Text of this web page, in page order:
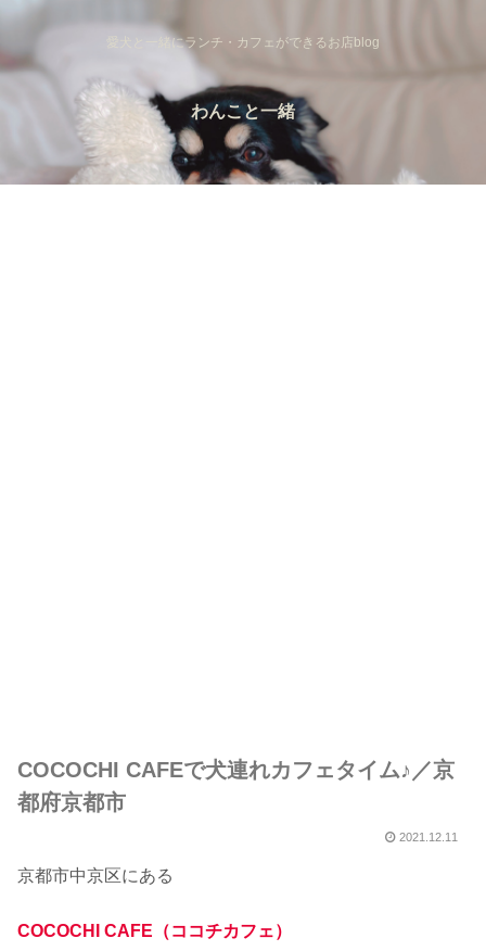
愛犬と一緒にランチ・カフェができるお店blog
わんこと一緒
COCOCHI CAFEで犬連れカフェタイム♪／京
都府京都市
2021.12.11
京都市中京区にある
COCOCHI CAFE（ココチカフェ）